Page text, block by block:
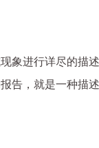
象进行详尽的描
告，就是一种描述